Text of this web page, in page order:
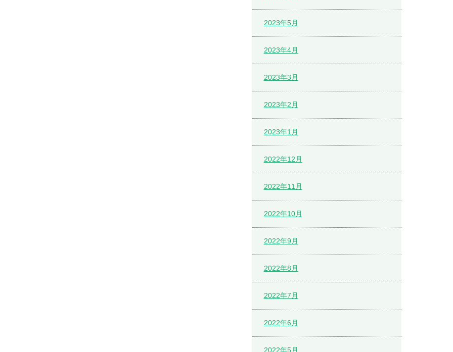
2023年5月
2023年4月
2023年3月
2023年2月
2023年1月
2022年12月
2022年11月
2022年10月
2022年9月
2022年8月
2022年7月
2022年6月
2022年5月